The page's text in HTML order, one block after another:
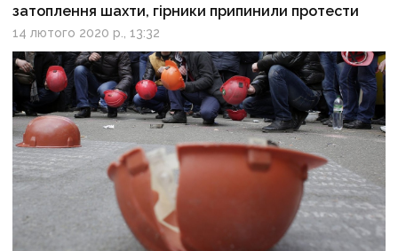
затоплення шахти, гірники припинили протести
14 лютого 2020 р., 13:32